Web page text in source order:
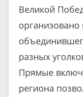
Великой
организовано
разных
Прямые
региона